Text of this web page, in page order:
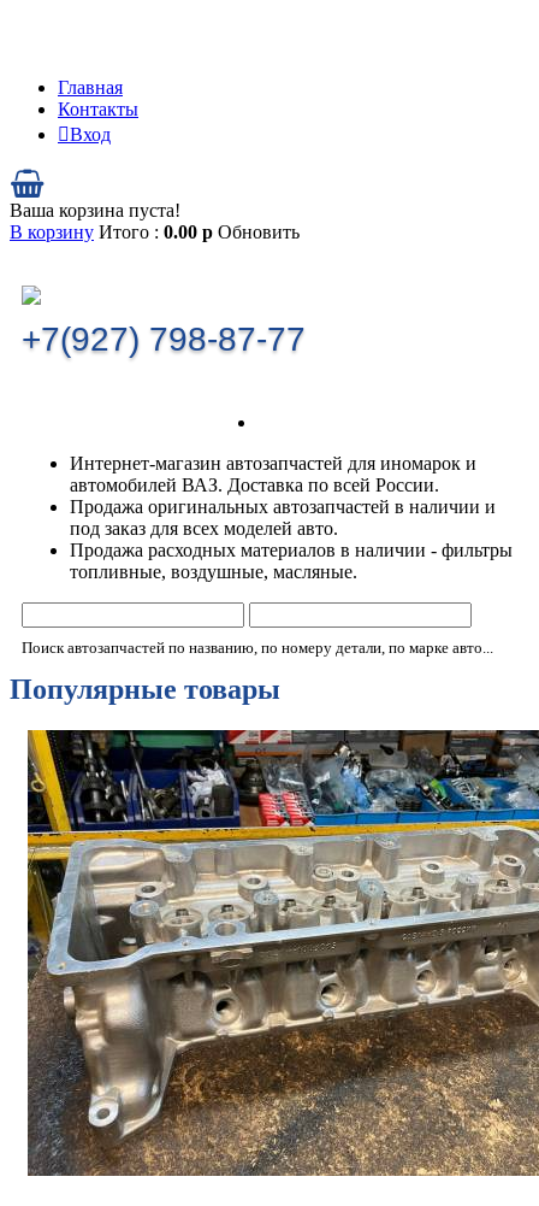
Главная
Контакты
Вход
Ваша корзина пуста!
В корзину Итого : 0.00 р Обновить
+7(927) 798-87-77
Интернет-магазин автозапчастей для иномарок и
автомобилей ВАЗ. Доставка по всей России.
Продажа оригинальных автозапчастей в наличии и
под заказ для всех моделей авто.
Продажа расходных материалов в наличии - фильтры
топливные, воздушные, масляные.
Поиск автозапчастей по названию, по номеру детали, по марке авто...
Популярные товары